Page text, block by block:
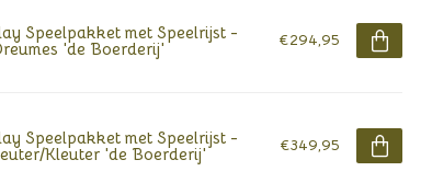
Speelpakket met Speelrijst -
'de Boerderij' €294,95
Speelpakket met Speelrijst -
Kleuter 'de Boerderij' €349,95